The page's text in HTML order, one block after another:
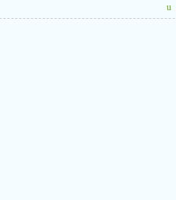
u